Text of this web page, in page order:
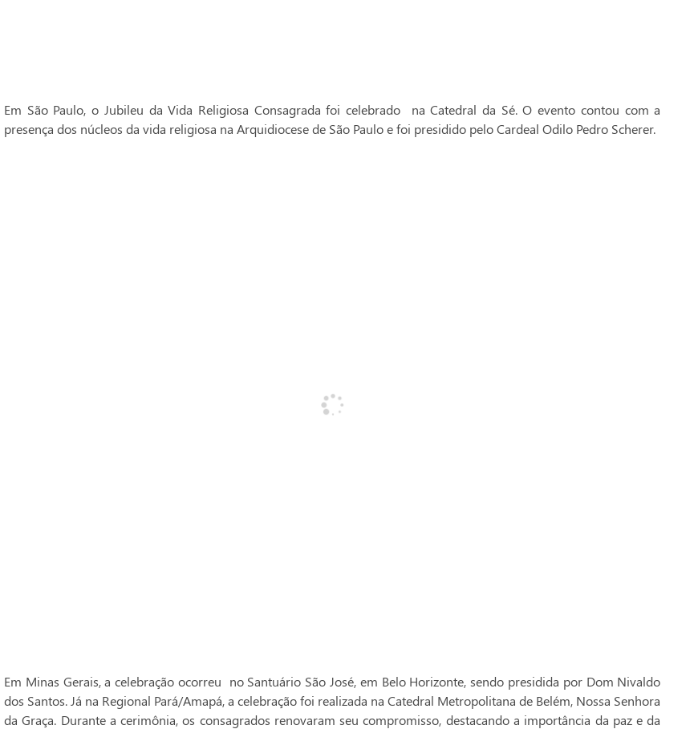
Em São Paulo, o Jubileu da Vida Religiosa Consagrada foi celebrado na Catedral da Sé. O evento contou com a
presença dos núcleos da vida religiosa na Arquidiocese de São Paulo e foi presidido pelo Cardeal Odilo Pedro Scherer.
Em Minas Gerais, a celebração ocorreu no Santuário São José, em Belo Horizonte, sendo presidida por Dom Nivaldo
dos Santos. Já na Regional Pará/Amapá, a celebração foi realizada na Catedral Metropolitana de Belém, Nossa Senhora
da Graça. Durante a cerimônia, os consagrados renovaram seu compromisso, destacando a importância da paz e da